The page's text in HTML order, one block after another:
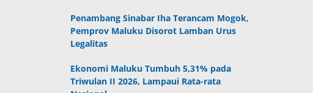
Penambang Sinabar Iha Terancam Mogok,
Pemprov Maluku Disorot Lamban Urus
Legalitas
Ekonomi Maluku Tumbuh 5,31% pada
Triwulan II 2026, Lampaui Rata-rata